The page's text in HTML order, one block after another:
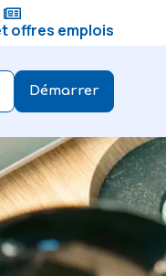
offres emplois
Démarrer